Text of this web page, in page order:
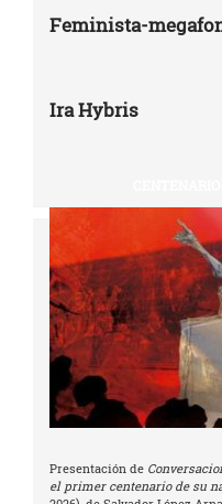
Feminista-
Ira Hybris
Presentación de
el primer centenario de su